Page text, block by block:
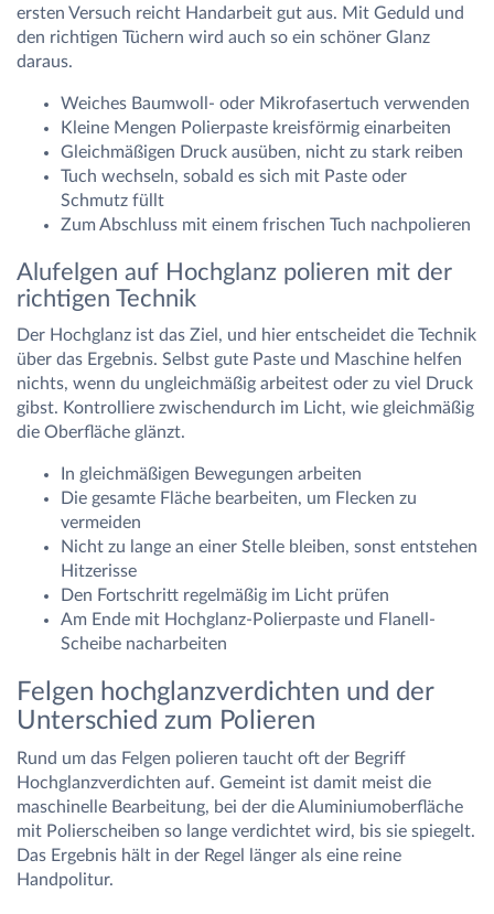
ersten Versuch reicht Handarbeit gut aus. Mit Geduld und
den richtigen Tüchern wird auch so ein schöner Glanz
daraus.
Weiches Baumwoll- oder Mikrofasertuch verwenden
Kleine Mengen Polierpaste kreisförmig einarbeiten
Gleichmäßigen Druck ausüben, nicht zu stark reiben
Tuch wechseln, sobald es sich mit Paste oder
Schmutz füllt
Zum Abschluss mit einem frischen Tuch nachpolieren
Alufelgen auf Hochglanz polieren mit der
richtigen Technik
Der Hochglanz ist das Ziel, und hier entscheidet die Technik
über das Ergebnis. Selbst gute Paste und Maschine helfen
nichts, wenn du ungleichmäßig arbeitest oder zu viel Druck
gibst. Kontrolliere zwischendurch im Licht, wie gleichmäßig
die Oberfläche glänzt.
In gleichmäßigen Bewegungen arbeiten
Die gesamte Fläche bearbeiten, um Flecken zu
vermeiden
Nicht zu lange an einer Stelle bleiben, sonst entstehen
Hitzerisse
Den Fortschritt regelmäßig im Licht prüfen
Am Ende mit Hochglanz-Polierpaste und Flanell-
Scheibe nacharbeiten
Felgen hochglanzverdichten und der
Unterschied zum Polieren
Rund um das Felgen polieren taucht oft der Begriff
Hochglanzverdichten auf. Gemeint ist damit meist die
maschinelle Bearbeitung, bei der die Aluminiumoberfläche
mit Polierscheiben so lange verdichtet wird, bis sie spiegelt.
Das Ergebnis hält in der Regel länger als eine reine
Handpolitur.